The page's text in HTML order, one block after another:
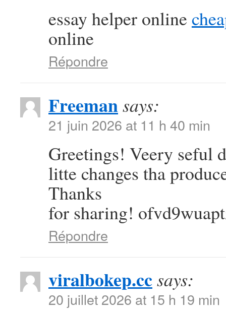
essay helper online
online
Répondre
Freemansays:
21 juin 2026 at 11 h 40 min
Greetings! Veery seful
litte changes tha
Thanks
for sharing!
Répondre
viralbokep.ccsays:
20 juillet 2026 at 15 h 19 min